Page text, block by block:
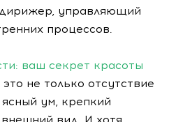
управляющий
процессов.
ваш секрет красоты
не только отсутствие
ум, крепкий